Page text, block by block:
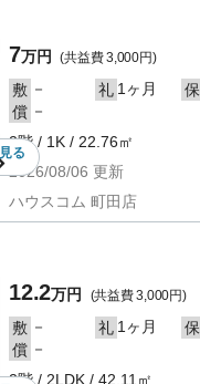
見る
7万円 (共益費 3,000円)
敷 － 礼 1ヶ月 保
償 －
2階 / 1K / 22.76㎡
2026/08/06 更新
ハウスコム 町田店
12.2万円 (共益費 3,000円)
敷 － 礼 1ヶ月 保
償 －
2階 / 2LDK / 42.11㎡